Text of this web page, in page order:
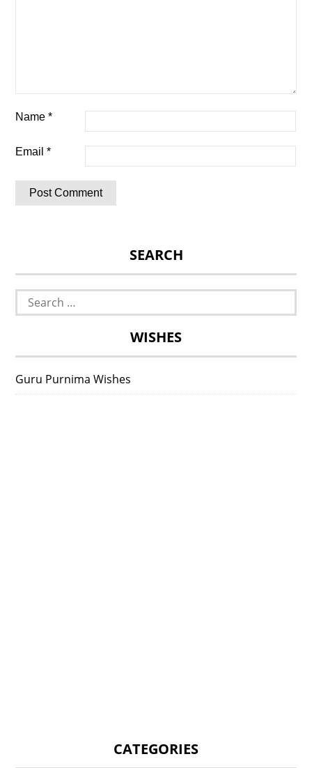
Name*
Email*
SEARCH
Search
for:
WISHES
Guru Purnima Wishes
CATEGORIES